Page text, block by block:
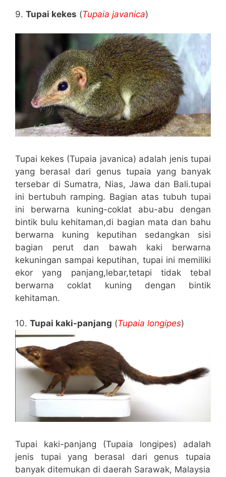
9. Tupai kekes (Tupaia javanica)
Tupai kekes (Tupaia javanica) adalah jenis tupai
yang berasal dari genus tupaia yang banyak
tersebar di Sumatra, Nias, Jawa dan Bali.tupai
ini bertubuh ramping. Bagian atas tubuh tupai
ini berwarna kuning-coklat abu-abu dengan
bintik bulu kehitaman,di bagian mata dan bahu
berwarna kuning keputihan sedangkan sisi
bagian perut dan bawah kaki berwarna
kekuningan sampai keputihan, tupai ini memiliki
ekor yang panjang,lebar,tetapi tidak tebal
berwarna coklat kuning dengan bintik
kehitaman.
10. Tupai kaki-panjang (Tupaia longipes)
Tupai kaki-panjang (Tupaia longipes) adalah
jenis tupai yang berasal dari genus tupaia
banyak ditemukan di daerah Sarawak, Malaysia